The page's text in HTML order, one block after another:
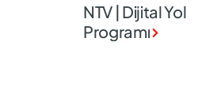
NTV | Dijital Yol
Programı